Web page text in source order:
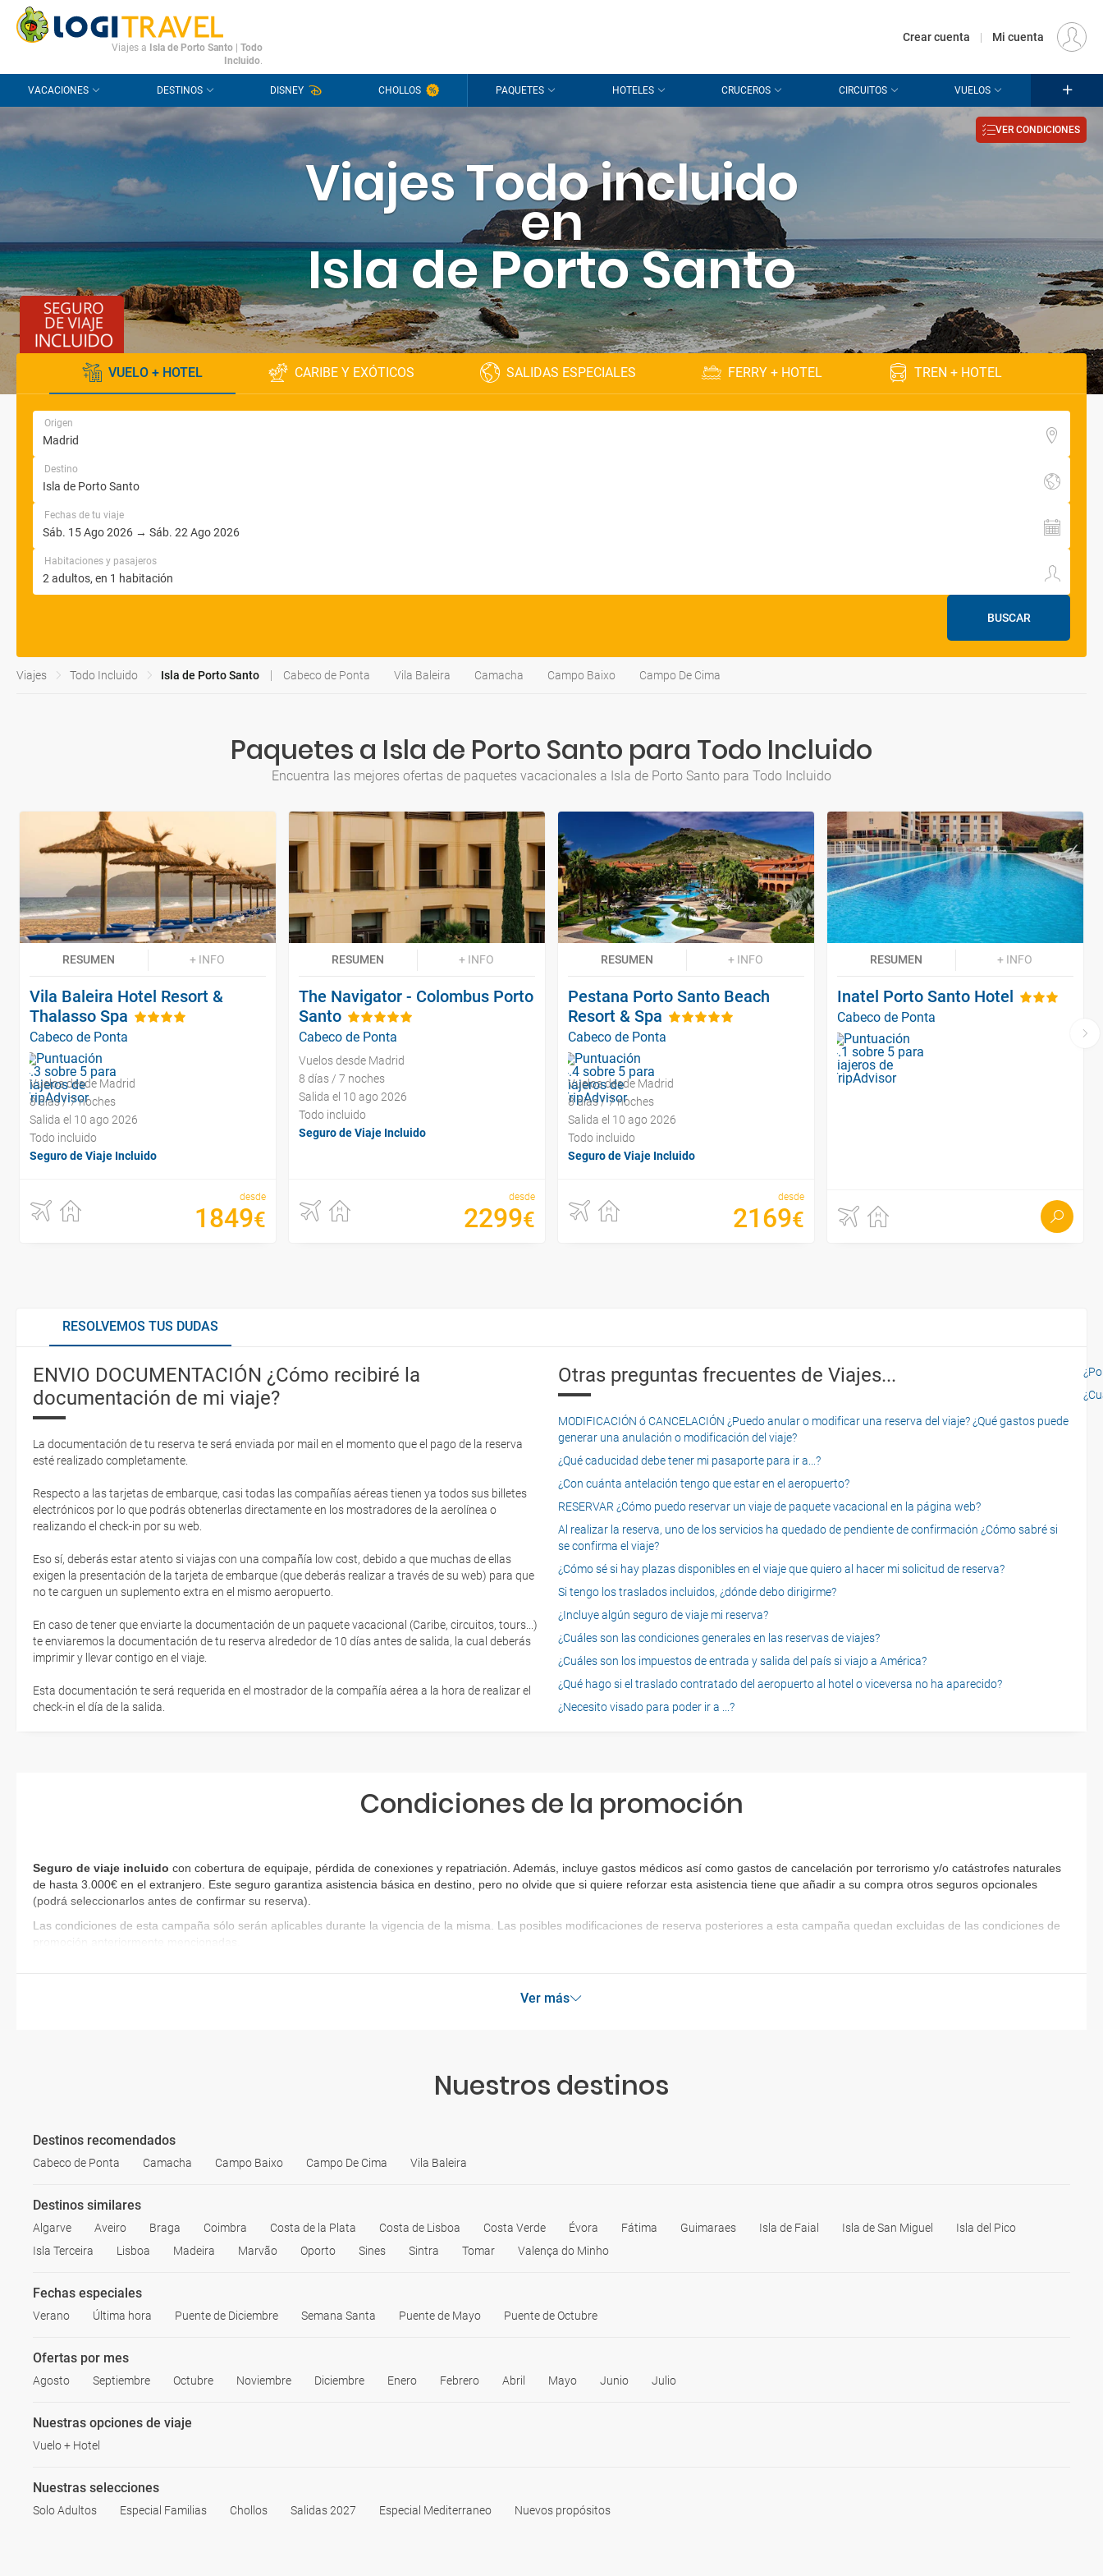
CONTACTO PREGUNTAS FRECUENTES
Viajes a Isla de Porto Santo
Todo
Incluido.
Crear cuenta | Mi cuenta
VACACIONES DESTINOS DISNEY CHOLLOS PAQUETES HOTELES CRUCEROS CIRCUITOS VUELOS
Viajes Todo incluido
en
Isla de Porto Santo
VER CONDICIONES
VUELO + HOTEL CARIBE Y EXÓTICOS SALIDAS ESPECIALES FERRY + HOTEL TREN + HOTEL
Origen
Destino
Fechas de tu viaje
Habitaciones y pasajeros
BUSCAR
Viajes Todo Incluido Isla de Porto Santo Cabeco de Ponta Vila Baleira Camacha Campo Baixo Campo De Cima
Paquetes a Isla de Porto Santo para Todo Incluido
Encuentra las mejores ofertas de paquetes vacacionales a Isla de Porto Santo para Todo Incluido
RESUMEN + INFO
Vila Baleira Hotel Resort &
Thalasso Spa
Cabeco de Ponta
Vuelos desde Madrid
8 días / 7 noches
Salida el 10 ago 2026
Todo incluido
Seguro de Viaje Incluido
desde
1849€
RESUMEN + INFO
The Navigator - Colombus Porto
Santo
Cabeco de Ponta
Vuelos desde Madrid
8 días / 7 noches
Salida el 10 ago 2026
Todo incluido
Seguro de Viaje Incluido
desde
2299€
RESUMEN + INFO
Pestana Porto Santo Beach
Resort & Spa
Cabeco de Ponta
Vuelos desde Madrid
8 días / 7 noches
Salida el 10 ago 2026
Todo incluido
Seguro de Viaje Incluido
desde
2169€
RESUMEN + INFO
Inatel Porto Santo Hotel
Cabeco de Ponta
RESOLVEMOS TUS DUDAS
ENVIO DOCUMENTACIÓN ¿Cómo recibiré la
documentación de mi viaje?
La documentación de tu reserva te será enviada por mail en el momento que el pago de la reserva
esté realizado completamente.
Respecto a las tarjetas de embarque, casi todas las compañías aéreas tienen ya todos sus billetes
electrónicos por lo que podrás obtenerlas directamente en los mostradores de la aerolínea o
realizando el check-in por su web.
Eso sí, deberás estar atento si viajas con una compañía low cost, debido a que muchas de ellas
exigen la presentación de la tarjeta de embarque (que deberás realizar a través de su web) para que
no te carguen un suplemento extra en el mismo aeropuerto.
En caso de tener que enviarte la documentación de un paquete vacacional (Caribe, circuitos, tours...)
te enviaremos la documentación de tu reserva alrededor de 10 días antes de salida, la cual deberás
imprimir y llevar contigo en el viaje.
Esta documentación te será requerida en el mostrador de la compañía aérea a la hora de realizar el
check-in el día de la salida.
Otras preguntas frecuentes de Viajes...
MODIFICACIÓN ó CANCELACIÓN ¿Puedo anular o modificar una reserva del viaje? ¿Qué gastos puede
generar una anulación o modificación del viaje?
¿Qué caducidad debe tener mi pasaporte para ir a...?
¿Con cuánta antelación tengo que estar en el aeropuerto?
RESERVAR ¿Cómo puedo reservar un viaje de paquete vacacional en la página web?
Al realizar la reserva, uno de los servicios ha quedado de pendiente de confirmación ¿Cómo sabré si
se confirma el viaje?
¿Cómo sé si hay plazas disponibles en el viaje que quiero al hacer mi solicitud de reserva?
Si tengo los traslados incluidos, ¿dónde debo dirigirme?
¿Incluye algún seguro de viaje mi reserva?
¿Cuáles son las condiciones generales en las reservas de viajes?
¿Cuáles son los impuestos de entrada y salida del país si viajo a América?
¿Qué hago si el traslado contratado del aeropuerto al hotel o viceversa no ha aparecido?
¿Necesito visado para poder ir a ...?
Condiciones de la promoción
Seguro de viaje incluido con cobertura de equipaje, pérdida de conexiones y repatriación. Además, incluye gastos médicos así como gastos de cancelación por terrorismo y/o catástrofes naturales
de hasta 3.000€ en el extranjero. Este seguro garantiza asistencia básica en destino, pero no olvide que si quiere reforzar esta asistencia tiene que añadir a su compra otros seguros opcionales
(podrá seleccionarlos antes de confirmar su reserva)
Las condiciones de esta campaña sólo serán aplicables durante la vigencia de la misma. Las posibles modificaciones de reserva posteriores a esta campaña quedan excluidas de las condiciones de
promoción anteriormente mencionadas.
Ver más
Nuestros destinos
Destinos recomendados
Cabeco de Ponta Camacha Campo Baixo Campo De Cima Vila Baleira
Destinos similares
Algarve Aveiro Braga Coimbra Costa de la Plata Costa de Lisboa Costa Verde Évora Fátima Guimaraes Isla de Faial Isla de San Miguel
Isla del Pico
Isla Terceira
Lisboa Madeira Marvão Oporto Sines Sintra Tomar Valença do Minho
Fechas especiales
Verano Última hora Puente de Diciembre Semana Santa Puente de Mayo Puente de Octubre
Ofertas por mes
Agosto Septiembre Octubre Noviembre Diciembre Enero Febrero Abril Mayo Junio Julio
Nuestras opciones de viaje
Vuelo + Hotel
Nuestras selecciones
Solo Adultos Especial Familias Chollos Salidas 2027 Especial Mediterraneo Nuevos propósitos